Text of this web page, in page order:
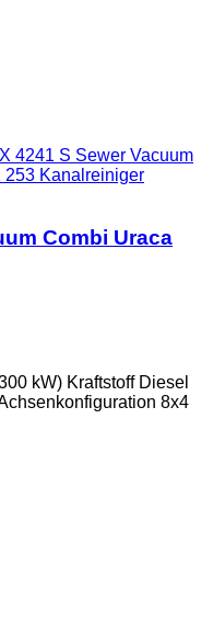
4241 S Sewer Vacuum
253 Kanalreiniger
Combi Uraca
kW) Kraftstoff Diesel
8x4